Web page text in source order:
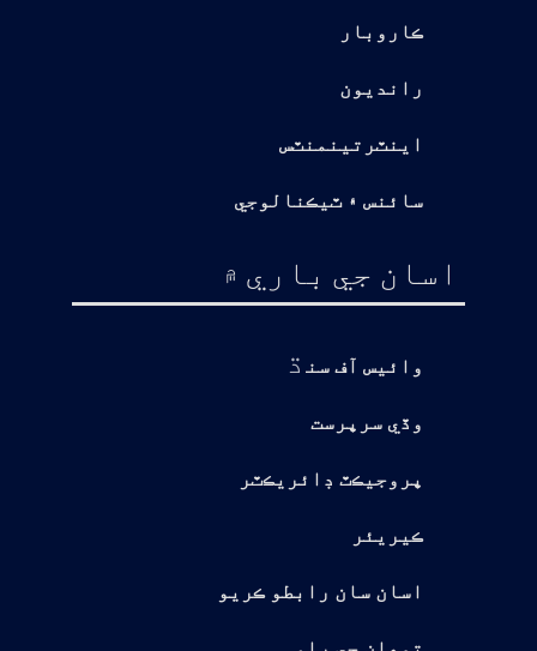
ڪاروبار
رانديون
اينٽرتينمنٽس
سائنس ۽ ٽيڪنالوجي
اسان جي باري ۾
وائيس آف سن ڌ
وڏي سرپرست
پروجيڪٽ ڊائريڪٽر
ڪيريئر
اسان سان رابطو ڪريو